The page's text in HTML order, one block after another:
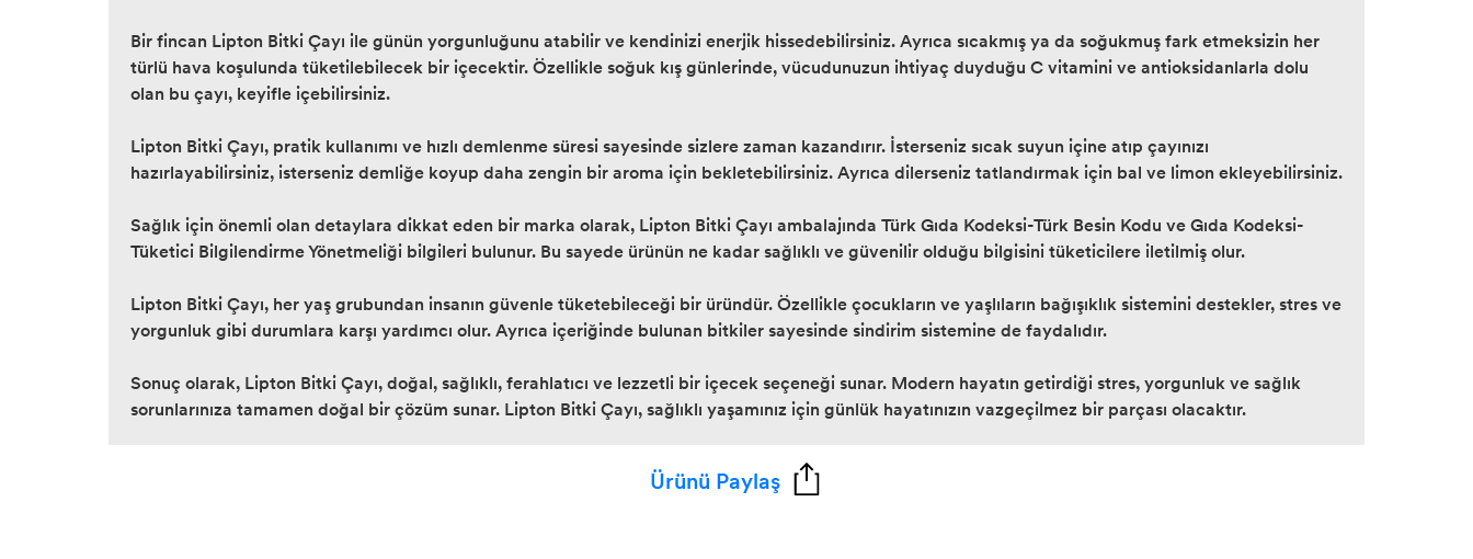
Bir fincan Lipton Bitki Çayı ile günün yorgunluğunu atabilir ve kendinizi enerjik hissedebilirsiniz. Ayrıca sıcakmış ya da soğukmuş fark etmeksizin her
türlü hava koşulunda tüketilebilecek bir içecektir. Özellikle soğuk kış günlerinde, vücudunuzun ihtiyaç duyduğu C vitamini ve antioksidanlarla dolu
olan bu çayı, keyifle içebilirsiniz.
Lipton Bitki Çayı, pratik kullanımı ve hızlı demlenme süresi sayesinde sizlere zaman kazandırır. İsterseniz sıcak suyun içine atıp çayınızı
hazırlayabilirsiniz, isterseniz demliğe koyup daha zengin bir aroma için bekletebilirsiniz. Ayrıca dilerseniz tatlandırmak için bal ve limon ekleyebilirsiniz.
Sağlık için önemli olan detaylara dikkat eden bir marka olarak, Lipton Bitki Çayı ambalajında Türk Gıda Kodeksi-Türk Besin Kodu ve Gıda Kodeksi-
Tüketici Bilgilendirme Yönetmeliği bilgileri bulunur. Bu sayede ürünün ne kadar sağlıklı ve güvenilir olduğu bilgisini tüketicilere iletilmiş olur.
Lipton Bitki Çayı, her yaş grubundan insanın güvenle tüketebileceği bir üründür. Özellikle çocukların ve yaşlıların bağışıklık sistemini destekler, stres ve
yorgunluk gibi durumlara karşı yardımcı olur. Ayrıca içeriğinde bulunan bitkiler sayesinde sindirim sistemine de faydalıdır.
Sonuç olarak, Lipton Bitki Çayı, doğal, sağlıklı, ferahlatıcı ve lezzetli bir içecek seçeneği sunar. Modern hayatın getirdiği stres, yorgunluk ve sağlık
sorunlarınıza tamamen doğal bir çözüm sunar. Lipton Bitki Çayı, sağlıklı yaşamınız için günlük hayatınızın vazgeçilmez bir parçası olacaktır.
Ürünü Paylaş